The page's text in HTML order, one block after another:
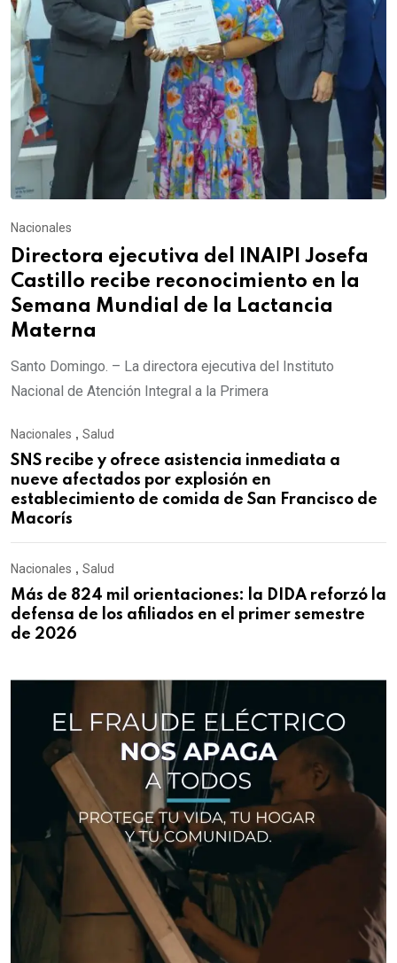
Nacionales
Directora ejecutiva del INAIPI Josefa
Castillo recibe reconocimiento en la
Semana Mundial de la Lactancia
Materna
Santo Domingo. – La directora ejecutiva del Instituto
Nacional de Atención Integral a la Primera
Nacionales , Salud
SNS recibe y ofrece asistencia inmediata a
nueve afectados por explosión en
establecimiento de comida de San Francisco de
Macorís
Nacionales , Salud
Más de 824 mil orientaciones: la DIDA reforzó la
defensa de los afiliados en el primer semestre
de 2026